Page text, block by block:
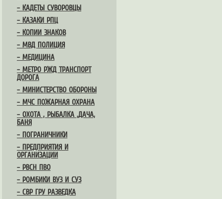
– КАДЕТЫ СУВОРОВЦЫ
– КАЗАКИ РПЦ
– КОПИИ ЗНАКОВ
– МВД ПОЛИЦИЯ
– МЕДИЦИНА
– МЕТРО РЖД ТРАНСПОРТ
ДОРОГА
– МИНИСТЕРСТВО ОБОРОНЫ
– МЧС ПОЖАРНАЯ ОХРАНА
– ОХОТА , РЫБАЛКА ,ДАЧА,
БАНЯ
– ПОГРАНИЧНИКИ
– ПРЕДПРИЯТИЯ И
ОРГАНИЗАЦИИ
– РВСН ПВО
– РОМБИКИ ВУЗ И СУЗ
– СВР ГРУ РАЗВЕДКА